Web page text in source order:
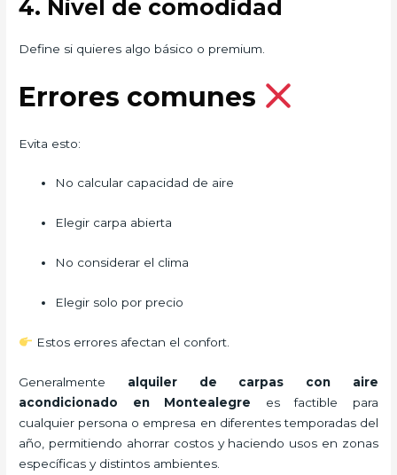
4. Nivel de comodidad
Define si quieres algo básico o premium.
Errores comunes
Evita esto:
No calcular capacidad de aire
Elegir carpa abierta
No considerar el clima
Elegir solo por precio
Estos errores afectan el confort.
Generalmente alquiler de carpas con aire
acondicionado en Montealegre es factible para
cualquier persona o empresa en diferentes temporadas del
año, permitiendo ahorrar costos y haciendo usos en zonas
específicas y distintos ambientes.